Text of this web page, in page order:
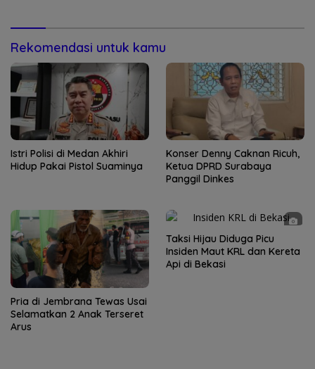
Rekomendasi untuk kamu
Istri Polisi di Medan Akhiri
Hidup Pakai Pistol Suaminya
Konser Denny Caknan Ricuh,
Ketua DPRD Surabaya
Panggil Dinkes
Pria di Jembrana Tewas Usai
Selamatkan 2 Anak Terseret
Arus
Taksi Hijau Diduga Picu
Insiden Maut KRL dan Kereta
Api di Bekasi